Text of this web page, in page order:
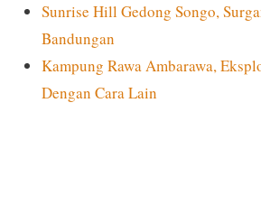
Sunrise Hill Gedong Songo,
Bandungan
Kampung Rawa Ambarawa,
Dengan Cara Lain